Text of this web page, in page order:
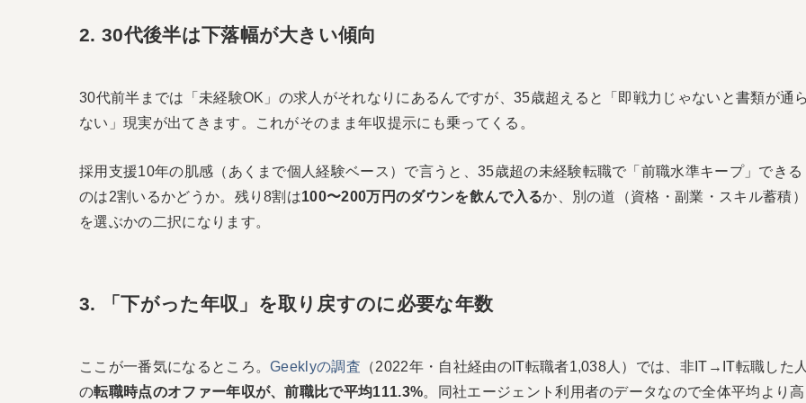
2. 30代後半は下落幅が大きい傾向
30代前半までは「未経験OK」の求人がそれなりにあるんですが、35歳超えると「即戦力じゃないと書類が通ら
ない」現実が出てきます。これがそのまま年収提示にも乗ってくる。
採用支援10年の肌感（あくまで個人経験ベース）で言うと、35歳超の未経験転職で「前職水準キープ」できる
のは2割いるかどうか。残り8割は100〜200万円のダウンを飲んで入るか、別の道（資格・副業・スキル蓄積）
を選ぶかの二択になります。
3. 「下がった年収」を取り戻すのに必要な年数
ここが一番気になるところ。Geeklyの調査 （2022年・自社経由のIT転職者1,038人）では、非IT→IT転職した人
の転職時点のオファー年収が、前職比で平均111.3%。同社エージェント利用者のデータなので全体平均より高